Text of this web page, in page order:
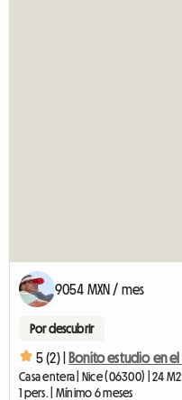
9054 MXN / mes
Por descubrir
5 (2) |
Casa entera | Nice (06300) | 24 M2
1 pers. | Mínimo 6 meses